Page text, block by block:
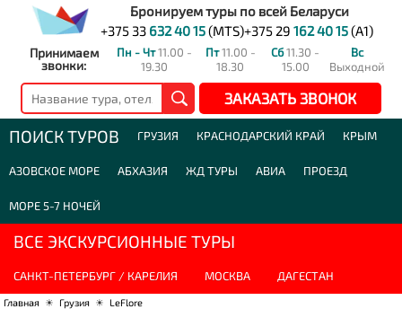
Бронируем туры по всей Беларуси
+375 33 632 40 15(MTS)+375 29 162 40 15(A1)
Принимаем
звонки:
Пн - Чт11.00 -
19.30
Пт11.00 -
18.30
Сб11.30 -
15.00
Вс
Выходной
ЗАКАЗАТЬ ЗВОНОК
ПОИСК ТУРОВ ГРУЗИЯ КРАСНОДАРСКИЙ КРАЙ КРЫМ
АЗОВСКОЕ МОРЕ АБХАЗИЯ ЖД ТУРЫ АВИА ПРОЕЗД
МОРЕ 5-7 НОЧЕЙ
ВСЕ ЭКСКУРСИОННЫЕ ТУРЫ
САНКТ-ПЕТЕРБУРГ / КАРЕЛИЯ МОСКВА ДАГЕСТАН
Главная ☀ Грузия ☀ LeFlore